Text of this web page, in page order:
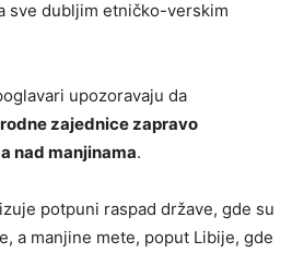
sve dubljim etničko-verskim
upozoravaju da
zajednice zapravo
nad manjinama.
potpuni raspad države, gde su
a manjine mete, poput Libije, gde